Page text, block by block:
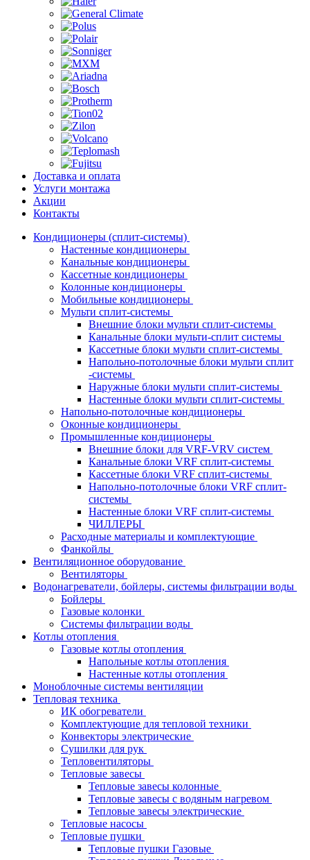
Доставка и оплата
Услуги монтажа
Акции
Контакты
Кондиционеры (сплит-системы)
Настенные кондиционеры
Канальные кондиционеры
Кассетные кондиционеры
Колонные кондиционеры
Мобильные кондиционеры
Мульти сплит-системы
Внешние блоки мульти сплит-системы
Канальные блоки мульти-сплит системы
Кассетные блоки мульти сплит-системы
Напольно-потолочные блоки мульти сплит
-системы
Наружные блоки мульти сплит-системы
Настенные блоки мульти сплит-системы
Напольно-потолочные кондиционеры
Оконные кондиционеры
Промышленные кондиционеры
Внешние блоки для VRF-VRV систем
Канальные блоки VRF сплит-системы
Кассетные блоки VRF сплит-системы
Напольно-потолочные блоки VRF сплит-
системы
Настенные блоки VRF сплит-системы
ЧИЛЛЕРЫ
Расходные материалы и комплектующие
Фанкойлы
Вентиляционное оборудование
Вентиляторы
Водонагреватели, бойлеры, системы фильтрации воды
Бойлеры
Газовые колонки
Системы фильтрации воды
Котлы отопления
Газовые котлы отопления
Напольные котлы отопления
Настенные котлы отопления
Моноблочные системы вентиляции
Тепловая техника
ИК обогреватели
Комплектующие для тепловой техники
Конвекторы электрические
Сушилки для рук
Тепловентиляторы
Тепловые завесы
Тепловые завесы колонные
Тепловые завесы с водяным нагревом
Тепловые завесы электрические
Тепловые насосы
Тепловые пушки
Тепловые пушки Газовые